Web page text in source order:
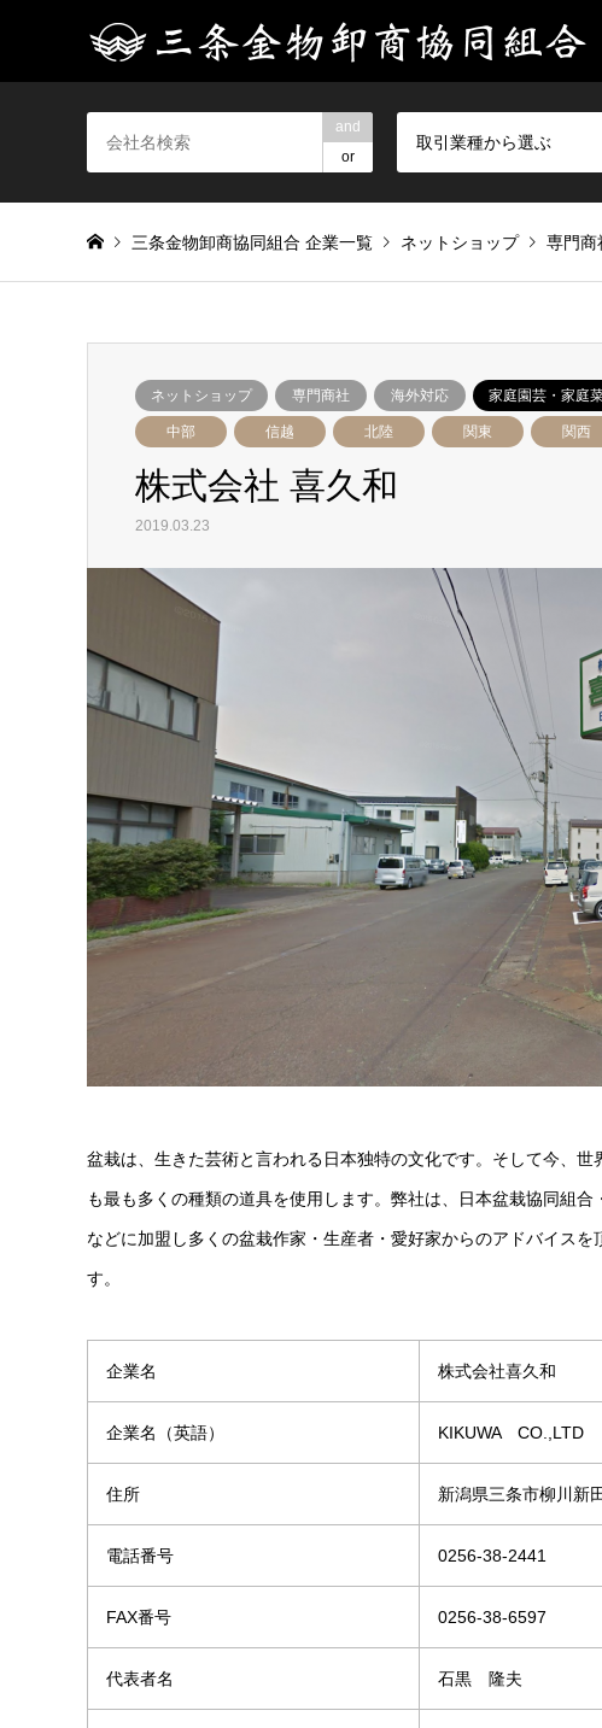
and
or
取引業種から選ぶ
三条金物卸商協同組合 企業一覧 ネットショップ 専門商
ネットショップ 専門商社 海外対応 家庭園芸・家庭
中部 信越 北陸 関東 関西
株式会社 喜久和
2019.03.23
盆栽は、生きた芸術と言われる日本独特の文化です。そして今、
も最も多くの種類の道具を使用します。弊社は、日本盆栽協同組
などに加盟し多くの盆栽作家・生産者・愛好家からのアドバイス
す。
企業名 株式会社喜久和
企業名（英語） KIKUWA CO.,LTD
住所 新潟県三条市柳川新
電話番号 0256-38-2441
FAX番号 0256-38-6597
代表者名 石黒 隆夫